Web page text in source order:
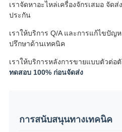
เราจัดหาอะไหล่เครื่องจักรเสมอ จัด
ประกัน
เราให้บริการ Q/A และการแก้ไขปัญ
ปรึกษาด้านเทคนิค
เราให้บริการหลังการขายแบบตัวต่อ
ทดสอบ 100% ก่อนจัดส่ง
การสนับสนุนทางเทคนิค